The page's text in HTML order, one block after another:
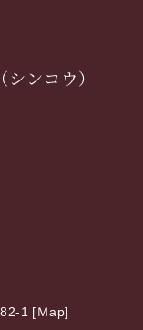
ンコウ）
1 [Ｍap]